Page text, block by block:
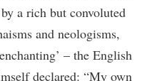
a rich but convoluted
and neologisms,
– the English
declared: “My own